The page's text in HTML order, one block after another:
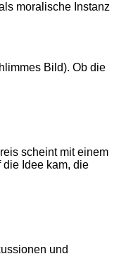
moralische Instanz
Bild). Ob die
scheint mit einem
die Idee kam, die
und